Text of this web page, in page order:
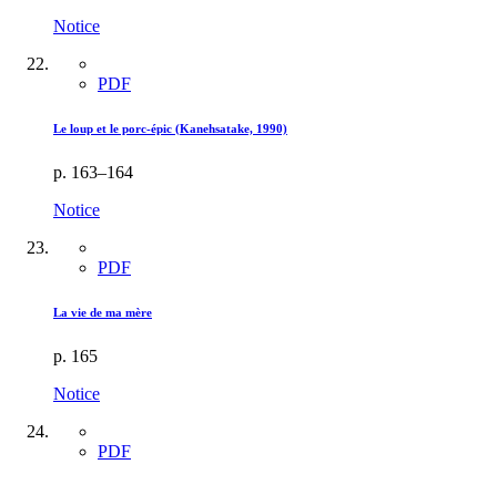
Notice
PDF
Le loup et le porc-épic (Kanehsatake, 1990)
p. 163–164
Notice
PDF
La vie de ma mère
p. 165
Notice
PDF